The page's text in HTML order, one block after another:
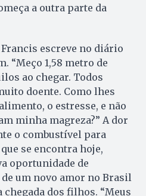
a outra parte da
escreve no diário
“Meço 1,58 metro de
ao chegar. Todos
doente. Como lhes
o estresse, e não
minha magreza?” A dor
o combustível para
se encontra hoje,
oportunidade de
um novo amor no Brasil
chegada dos filhos. “Meus